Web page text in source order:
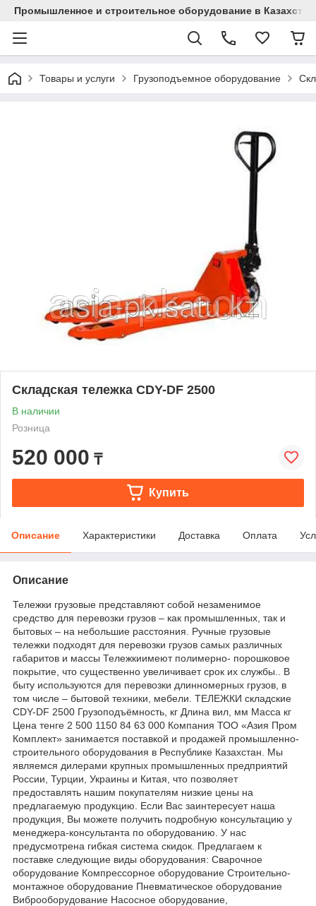
Промышленное и строительное оборудование в
Товары и услуги Грузоподъемное оборудование
Складская тележка CDY-DF 2500
В наличии
Розница
520 000 ₸
Купить
Описание Характеристики Доставка Оплата
Описание
Тележки грузовые представляют собой незаменимое
средство для перевозки грузов – как промышленных, так и
бытовых – на небольшие расстояния. Ручные грузовые
тележки подходят для перевозки грузов самых различных
габаритов и массы Тележкиимеют полимерно- порошковое
покрытие, что существенно увеличивает срок их службы.. В
быту используются для перевозки длинномерных грузов, в
том числе – бытовой техники, мебели. ТЕЛЕЖКИ складские
CDY-DF 2500 Грузоподъёмность, кг Длина вил, мм Масса кг
Цена тенге 2 500 1150 84 63 000 Компания ТОО «Азия Пром
Комплект» занимается поставкой и продажей промышленно-
строительного оборудования в Республике Казахстан. Мы
являемся дилерами крупных промышленных предприятий
России, Турции, Украины и Китая, что позволяет
предоставлять нашим покупателям низкие цены на
предлагаемую продукцию. Если Вас заинтересует наша
продукция, Вы можете получить подробную консультацию у
менеджера-консультанта по оборудованию. У нас
предусмотрена гибкая система скидок. Предлагаем к
поставке следующие виды оборудования: Сварочное
оборудование Компрессорное оборудование Строительно-
монтажное оборудование Пневматическое оборудование
Виброоборудование Насосное оборудование,